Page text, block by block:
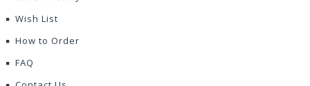
Wish List
How to Order
FAQ